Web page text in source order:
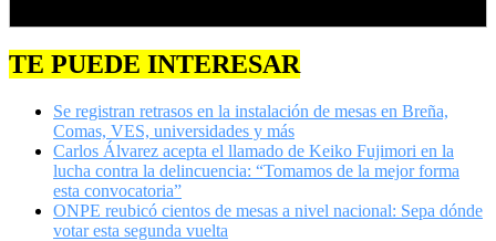
TE PUEDE INTERESAR
Se registran retrasos en la instalación de mesas en Breña,
Comas, VES, universidades y más
Carlos Álvarez acepta el llamado de Keiko Fujimori en la
lucha contra la delincuencia: “Tomamos de la mejor forma
esta convocatoria”
ONPE reubicó cientos de mesas a nivel nacional: Sepa dónde
votar esta segunda vuelta